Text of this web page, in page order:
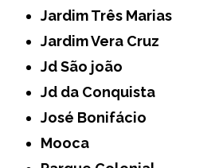
Jardim Três Marias
Jardim Vera Cruz
Jd São joão
Jd da Conquista
José Bonifácio
Mooca